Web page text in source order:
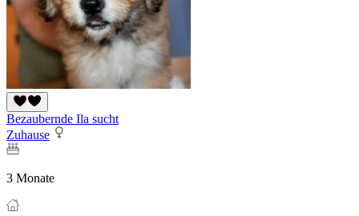
Bezaubernde Ila sucht
Zuhause
3 Monate